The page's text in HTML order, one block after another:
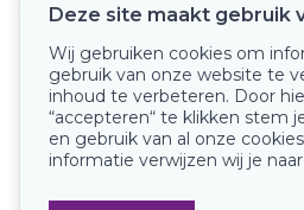
Onze
Deze site maakt gebruik
Wij gebruiken cookies om
gebruik van onze website te
inhoud te verbeteren. Door
“accepteren“ te klikken stem
en gebruik van al onze
informatie verwijzen wij je